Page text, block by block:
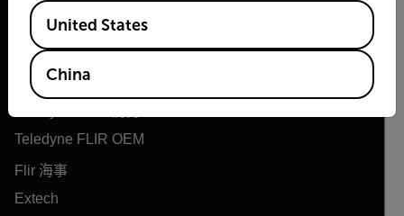
关于 Flir
Teledyne 技术
Teledyne FLIR OEM
Flir 海事
Extech
Available Locations
United States
China